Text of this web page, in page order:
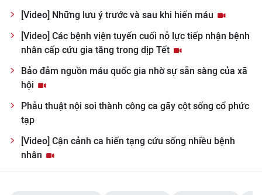
[Video] Những lưu ý trước và sau khi hiến máu
[Video] Các bệnh viện tuyến cuối nỗ lực tiếp nhận bệnh
nhân cấp cứu gia tăng trong dịp Tết
Bảo đảm nguồn máu quốc gia nhờ sự sẵn sàng của xã
hội
Phẫu thuật nội soi thành công ca gãy cột sống cổ phức
tạp
[Video] Cận cảnh ca hiến tạng cứu sống nhiều bệnh
nhân